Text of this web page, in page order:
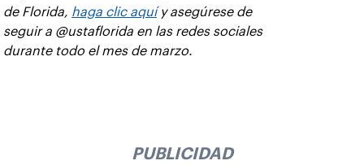
de Florida, haga clic aquíy asegúrese de
seguir a @ustaflorida en las redes sociales
durante todo el mes de marzo.
PUBLICIDAD